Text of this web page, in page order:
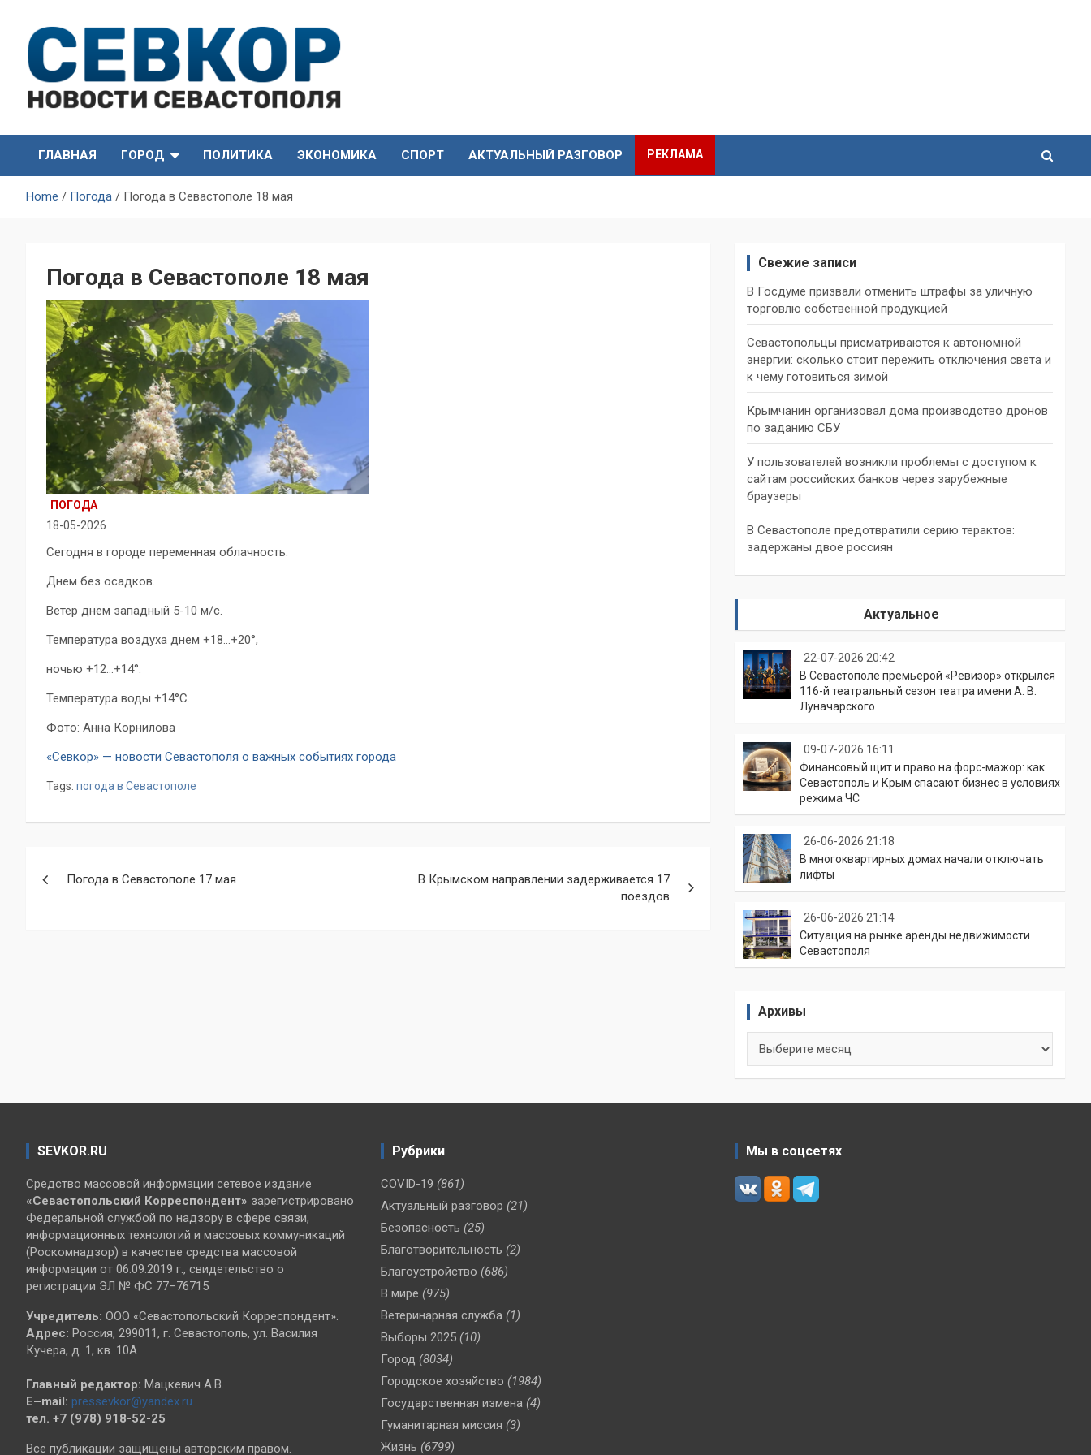
content
СевКор — Новости
Севастополя
Севастополя
ГЛАВНАЯ
ГОРОД ПОЛИТИКА ЭКОНОМИКА СПОРТ АКТУАЛЬНЫЙ РАЗГОВОР РЕКЛАМА
Home Погода Погода в Севастополе 18 мая
Погода в Севастополе 18 мая
ПОГОДА
18-05-2026
Сегодня в городе переменная облачность.
Днем без осадков.
Ветер днем западный 5-10 м/с.
Температура воздуха днем +18…+20°,
ночью +12…+14°.
Температура воды +14°C.
Фото: Анна Корнилова
«Севкор» — новости Севастополя о важных событиях города
Tags: погода в Севастополе
записям
Погода в Севастополе 17 мая
В Крымском направлении задерживается 17
поездов
Свежие записи
В Госдуме призвали отменить штрафы за уличную
торговлю собственной продукцией
Севастопольцы присматриваются к автономной
энергии: сколько стоит пережить отключения света и
к чему готовиться зимой
Крымчанин организовал дома производство дронов
по заданию СБУ
У пользователей возникли проблемы с доступом к
сайтам российских банков через зарубежные
браузеры
В Севастополе предотвратили серию терактов:
задержаны двое россиян
Актуальное
22-07-2026 20:42
В Севастополе премьерой «Ревизор» открылся
116-й театральный сезон театра имени А. В.
Луначарского
09-07-2026 16:11
Финансовый щит и право на форс-мажор: как
Севастополь и Крым спасают бизнес в условиях
режима ЧС
26-06-2026 21:18
В многоквартирных домах начали отключать
лифты
26-06-2026 21:14
Ситуация на рынке аренды недвижимости
Севастополя
Архивы
SEVKOR.RU
Средство массовой информации сетевое издание
«Севастопольский Корреспондент» зарегистрировано
Федеральной службой по надзору в сфере связи,
информационных технологий и массовых коммуникаций
(Роскомнадзор) в качестве средства массовой
информации от 06.09.2019 г., свидетельство о
регистрации ЭЛ № ФС 77–76715
Учредитель: ООО «Севастопольский Корреспондент».
Адрес: Россия, 299011, г. Севастополь, ул. Василия
Кучера, д. 1, кв. 10А
Главный редактор: Мацкевич А.В.
E–mail: pressevkor@yandex.ru
тел. +7 (978) 918-52-25
Все публикации защищены авторским правом.
Рубрики
COVID-19 (861)
Актуальный разговор (21)
Безопасность (25)
Благотворительность (2)
Благоустройство (686)
В мире (975)
Ветеринарная служба (1)
Выборы 2025 (10)
Город (8034)
Городское хозяйство (1984)
Государственная измена (4)
Гуманитарная миссия (3)
Жизнь (6799)
Мы в соцсетях